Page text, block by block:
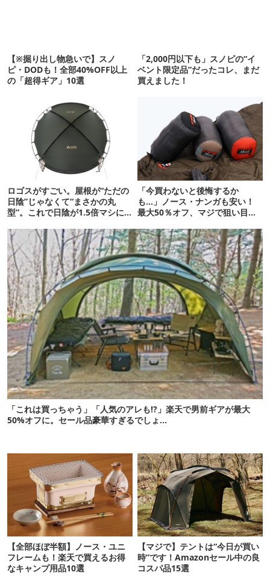
【※掘り出し物急いで】スノ
ピ・DODも！全部40%OFF以上
の「超得ギア」10選
「2,000円以下も」スノピの“イ
ベント限定品”だったコレ、まだ
買えました！
ロゴスがすごい。屋根が“ただの
日陰”じゃなくて“まさかの丸
型”。これで日陰が1.5倍マシに
「今買わないと後悔するか
も…」ノース・ナンガも安い！
最大50％オフ、マジで狙い目な
「これは買っちゃう」「人気のアレも!?」楽天で男前ギアが最大
50%オフに。セール品豪華すぎるでしょ…
【全部ほぼ半額】ノース・ユニ
フレームも！楽天で買えるお得
なキャンプ用品10選
【マジで】テントは“今日が買い
時”です！Amazonセール中の良
コスパ品15選